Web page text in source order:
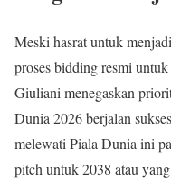
Meski hasrat untuk
proses bidding resmi
Giuliani menegaskan
Dunia 2026 berjalan
melewati Piala Dunia ini
pitch untuk 2038 atau